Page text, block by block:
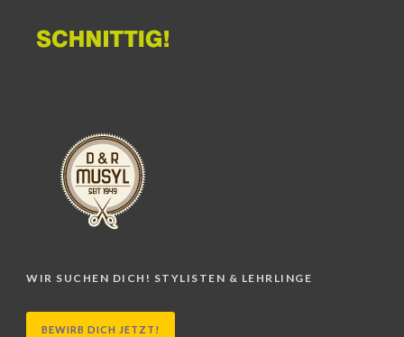
WIR SUCHEN DICH! STYLISTEN & LEHRLINGE
BEWIRB DICH JETZT!